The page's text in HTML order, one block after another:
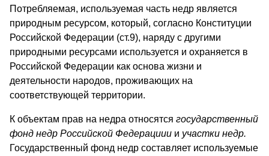
Потребляемая, используемая часть недр является
природным ресурсом, который, согласно Конституции
Российской Федерации (ст.9), наряду с другими
природными ресурсами используется и охраняется в
Российской Федерации как основа жизни и
деятельности народов, проживающих на
соответствующей территории.
К объектам прав на недра относятся государственный
фонд недр Российской Федерациии и участки недр.
Государственный фонд недр составляет используемые